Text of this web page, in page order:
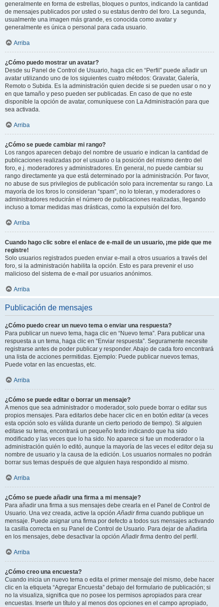
generalmente en forma de estrellas, bloques o puntos, indicando la cantidad
de mensajes publicados por usted o su estatus dentro del foro. La segunda,
usualmente una imagen más grande, es conocida como avatar y
generalmente es única o personal para cada usuario.
Arriba
¿Cómo puedo mostrar un avatar?
Desde su Panel de Control de Usuario, haga clic en “Perfil” puede añadir un
avatar utilizando uno de los siguientes cuatro métodos: Gravatar, Galería,
Remoto o Subida. Es la administración quien decide si se pueden usar o no y
en que tamaño y peso pueden ser publicadas. En caso de que no este
disponible la opción de avatar, comuníquese con La Administración para que
sea activada.
Arriba
¿Cómo se puede cambiar mi rango?
Los rangos aparecen debajo del nombre de usuario e indican la cantidad de
publicaciones realizadas por el usuario o la posición del mismo dentro del
foro, e.j. moderadores y administradores. En general, no puede cambiar su
rango directamente ya que está determinado por la administración. Por favor,
no abuse de sus privilegios de publicación solo para incrementar su rango. La
mayoría de los foros lo consideran “spam”, no lo toleran, y moderadores o
administradores reducirán el número de publicaciones realizadas, llegando
incluso a tomar medidas mas drásticas, como la expulsión del foro.
Arriba
Cuando hago clic sobre el enlace de e-mail de un usuario, ¡me pide que me
registre!
Solo usuarios registrados pueden enviar e-mail a otros usuarios a través del
foro, si la administración habilita la opción. Esto es para prevenir el uso
malicioso del sistema de e-mail por usuarios anónimos.
Arriba
Publicación de mensajes
¿Cómo puedo crear un nuevo tema o enviar una respuesta?
Para publicar un nuevo tema, haga clic en “Nuevo tema”. Para publicar una
respuesta a un tema, haga clic en “Enviar respuesta”. Seguramente necesite
registrarse antes de poder publicar y responder. Abajo de cada foro encontrará
una lista de acciones permitidas. Ejemplo: Puede publicar nuevos temas,
Puede votar en las encuestas, etc.
Arriba
¿Cómo se puede editar o borrar un mensaje?
A menos que sea administrador o moderador, solo puede borrar o editar sus
propios mensajes. Para editarlos debe hacer clic en en botón editar(a veces
esta opción solo es válida durante un cierto periodo de tiempo). Si alguien
editase su tema, encontrará un pequeño texto indicando que ha sido
modificado y las veces que lo ha sido. No aparece si fue un moderador o la
administración quién lo editó, aunque la mayoría de las veces el editor deja su
nombre de usuario y la causa de la edición. Los usuarios normales no podrán
borrar sus temas después de que alguien haya respondido al mismo.
Arriba
¿Cómo se puede añadir una firma a mi mensaje?
Para añadir una firma a sus mensajes debe crearla en el Panel de Control de
Usuario. Una vez creada, active la opciónAñadir firma cuando publique un
mensaje. Puede asignar una firma por defecto a todos sus mensajes activando
la casilla correcta en su Panel de Control de Usuario. Para dejar de añadirla
en los mensajes, debe desactivar la opciónAñadir firma dentro del perfil.
Arriba
¿Cómo creo una encuesta?
Cuando inicia un nuevo tema o edita el primer mensaje del mismo, debe hacer
clic en la etiqueta “Agregar Encuesta” debajo del formulario de publicación; si
no la visualiza, significa que no posee los permisos apropiados para crear
encuestas. Inserte un título y al menos dos opciones en el campo apropiado,